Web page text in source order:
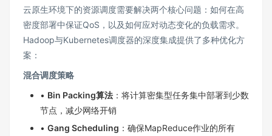
云原生环境下的资源调度需要解决两个核心问题：如何在高
密度部署中保证QoS，以及如何应对动态变化的负载需求。
Hadoop与Kubernetes调度器的深度集成提供了多种优化方
案：
混合调度策略
• Bin Packing算法 ：将计算密集型任务集中部署到少数
节点，减少网络开销
• Gang Scheduling ：确保MapReduce作业的所有